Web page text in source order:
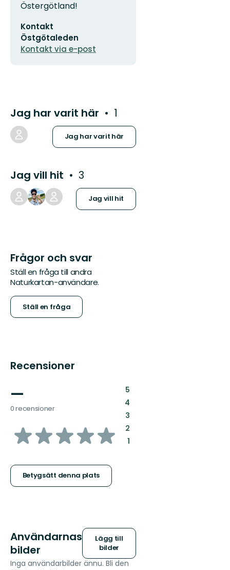
Östergötland!
postadress
Kontakt
Östgötaleden
Kontakt via e-post
Jag har varit här 1
Jag har varit här
Jag vill hit 3
Jag vill hit
Frågor och svar
Ställ en fråga till andra
Naturkartan-användare.
Ställ en fråga
Recensioner
—
0 recensioner
av
stjärnor
Betygsätt denna plats
5:
4:
3:
2:
1:
Användarnas
bilder
Lägg till
bilder
Inga användarbilder ännu. Bli den